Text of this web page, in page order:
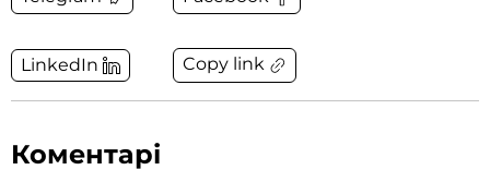
LinkedIn Copy link
Коментарі